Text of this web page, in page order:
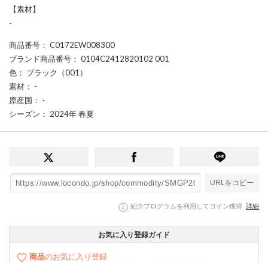
【素材】
-
商品番号 ： C0172EW008300
ブランド商品番号 ： 0104C2412820102 001
色 ： ブラック（001）
素材 ： -
原産国 ： -
シーズン ： 2024年 春夏
URLをコピー
紹介プログラムを利用してコイン獲得 詳細
お気に入り登録ガイド
商品のお気に入り登録